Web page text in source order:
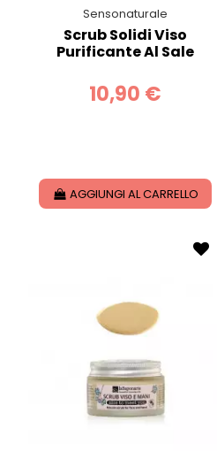
Sensonaturale
Scrub Solidi Viso
Purificante Al Sale
10,90 €
AGGIUNGI AL CARRELLO